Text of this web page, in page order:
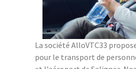
La société AlloVTC33
pour le transport de